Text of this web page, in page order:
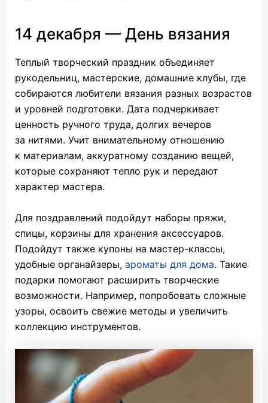
14 декабря — День вязания
Теплый творческий праздник объединяет
рукодельниц, мастерские, домашние клубы, где
собираются любители вязания разных возрастов
и уровней подготовки. Дата подчеркивает
ценность ручного труда, долгих вечеров
за нитями. Учит внимательному отношению
к материалам, аккуратному созданию вещей,
которые сохраняют тепло рук и передают
характер мастера.
Для поздравлений подойдут наборы пряжи,
спицы, корзины для хранения аксессуаров.
Подойдут также купоны на мастер-классы,
удобные органайзеры, ароматы для дома. Такие
подарки помогают расширить творческие
возможности. Например, попробовать сложные
узоры, освоить свежие методы и увеличить
коллекцию инструментов.